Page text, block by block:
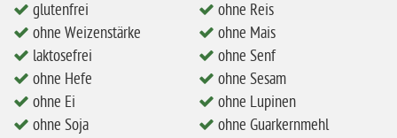
ohne Reis
ohne Mais
ohne Senf
ohne Sesam
glutenfrei
ohne Weizenstärke
laktosefrei
ohne Hefe
ohne Ei
ohne Soja
ohne Reis
ohne Mais
ohne Senf
ohne Sesam
ohne Lupinen
ohne Guarkernmehl